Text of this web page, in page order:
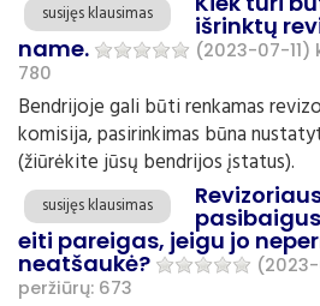
susijęs klausimas išrinktų
name. (2023-07-11)
780
Bendrijoje gali būti renkamas
komisija, pasirinkimas būna
(žiūrėkite jūsų bendrijos įstatus).
susijęs klausimas
eiti pareigas, jeigu jo
neatšaukė?
peržiūrų: 673